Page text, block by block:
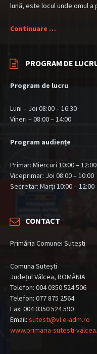
lună, este locul unde omul
Continuare …
PROGRAM DE
Program de lucru
Luni – Joi 08:00 – 16:30
Vineri – 08:00 – 14:00
Program audiențe
Primar: Miercuri 10:00 – 12:00
Viceprimar: Joi 08:00 – 10:00
Secretar: Marți 10:00 – 12:00
CONTACT
Primăria Comunei Sutești
Comuna Sutești
Județul Vâlcea, ROMÂNIA
Telefon: 004 0350 524 506
Telefon: 077 875 2564.
Fax: 004 0350 524 590
Email: sutesti@vl.e-adm.ro
www.primaria-sutesti-